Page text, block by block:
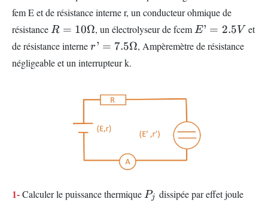
fem E et de résistance interne r, un conducteur ohmique de
résistance R=10
\Omega
R = 10Ω, un électrolyseur de fcem E’=2
.5V
E’ = 2.5V et
de résistance interner’=7 .5
\Omega
r’ = 7.5Ω, Ampèremètre de résistance
négligeable et un interrupteur k.
1-Calculer le puissance thermique P_j
Pj
dissipée par effet joule